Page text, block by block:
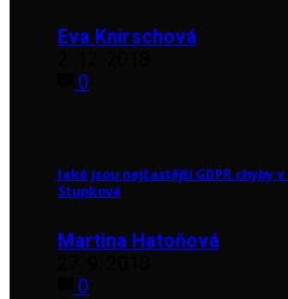
Eva Knirschová
0
Jaké jsou nejčastější GDPR
Stupková
Martina Hatoňová
0